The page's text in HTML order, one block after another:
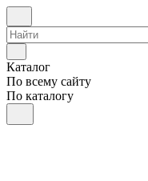
Каталог
По всему сайту
По каталогу